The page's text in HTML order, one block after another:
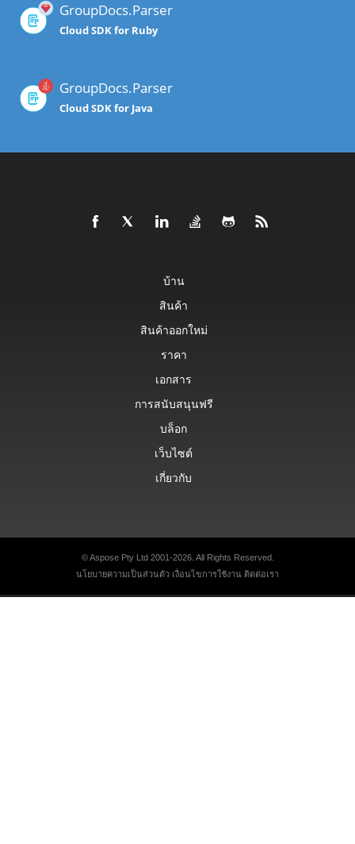
GroupDocs.Parser
Cloud SDK for Ruby
GroupDocs.Parser
Cloud SDK for Java
บ้าน
สินค้า
สินค้าออกใหม่
ราคา
เอกสาร
การสนับสนุนฟรี
บล็อก
เว็บไซต์
เกี่ยวกับ
© Aspose Pty Ltd 2001-2026. All Rights Reserved.
นโยบายความเป็นส่วนตัว เงื่อนไขการใช้งาน ติดต่อเรา